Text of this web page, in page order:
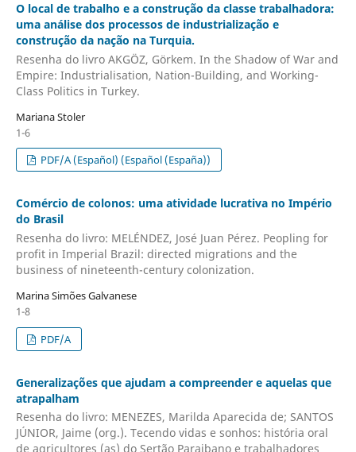
O local de trabalho e a construção da classe trabalhadora:
uma análise dos processos de industrialização e
construção da nação na Turquia.
Resenha do livro AKGÖZ, Görkem. In the Shadow of War and
Empire: Industrialisation, Nation-Building, and Working-
Class Politics in Turkey.
Mariana Stoler
1-6
PDF/A (Español) (Español (España))
Comércio de colonos: uma atividade lucrativa no Império
do Brasil
Resenha do livro: MELÉNDEZ, José Juan Pérez. Peopling for
profit in Imperial Brazil: directed migrations and the
business of nineteenth-century colonization.
Marina Simões Galvanese
1-8
PDF/A
Generalizações que ajudam a compreender e aquelas que
atrapalham
Resenha do livro: MENEZES, Marilda Aparecida de; SANTOS
JÚNIOR, Jaime (org.). Tecendo vidas e sonhos: história oral
de agricultores (as) do Sertão Paraibano e trabalhadores